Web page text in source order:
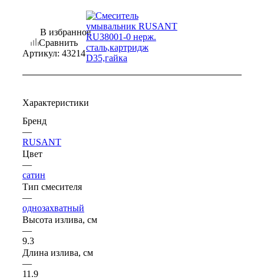
В избранное
Сравнить
Артикул: 43214
Характеристики
Бренд
—
RUSANT
Цвет
—
сатин
Тип смесителя
—
однозахватный
Высота излива, см
—
9.3
Длина излива, см
—
11.9